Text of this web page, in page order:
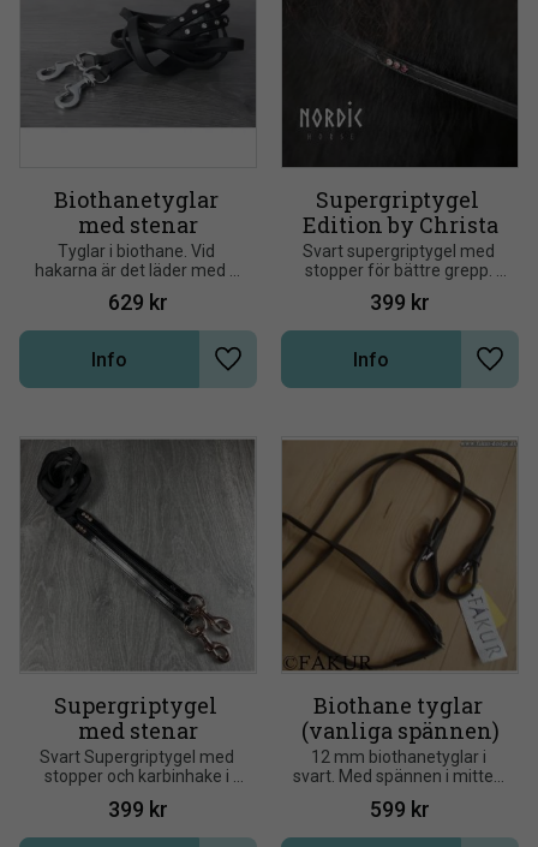
Biothanetyglar
med stenar
Tyglar i biothane. Vid
hakarna är det läder med 5
diamanter. Hakar i silver
629 kr
Lägg till i önskelista
Info
Supergriptygel
Edition by Christa
Svart supergriptygel med
stopper för bättre grepp.
Läderfinish i ändarna och i
mitten med silverspännen.
Med eleganta stendetaljer i
399 kr
Lägg
Info
Supergriptygel
med stenar
Svart Supergriptygel med
stopper och karbinhake i
Rosegold, läderavslutning
med stenar i Rosegold
399 kr
Biothane tyglar
(vanliga spännen)
12 mm biothanetyglar i
svart. Med spännen i mitten
och i båda ändarna.
599 kr